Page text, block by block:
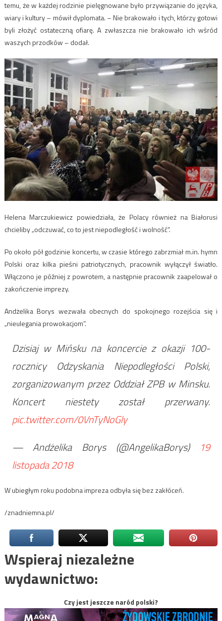
temu, że w każdej rodzinie pielęgnowane było przywiązanie do języka,
wiary i kultury – mówił dyplomata. – Nie brakowało i tych, którzy gotowi
byli złożyć ostateczną ofiarę. A zwłaszcza nie brakowało ich wśród
waszych przodków – dodał.
Helena Marczukiewicz powiedziała, że Polacy również na Białorusi
chcieliby „odczuwać, co to jest niepodległość i wolność”.
Po około pół godzinie koncertu, w czasie którego zabrzmiał m.in. hymn
Polski oraz kilka pieśni patriotycznych, pracownik wyłączył światło.
Włączono je później z powrotem, a następnie pracownik zaapelował o
zakończenie imprezy.
Andżelika Borys wezwała obecnych do spokojnego rozejścia się i
„nieulegania prowokacjom”.
Dzisiaj w Mińsku na koncercie z okazji 100-
rocznicy Odzyskania Niepodległości Polski,
zorganizowanym przez Oddział ZPB w Minsku.
Koncert niestety został przerwany.
pic.twitter.com/0VnTyNoGly
— Andżelika Borys (@AngelikaBorys)
19
listopada 2018
W ubiegłym roku podobna impreza odbyła się bez zakłóceń.
/znadniemna.pl/
Wspieraj niezależne
wydawnictwo:
Czy jest jeszcze naród polski?